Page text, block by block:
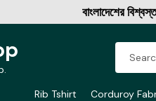
বাংলাদেশের বিশ্বস্ত
Rib Tshirt Corduroy